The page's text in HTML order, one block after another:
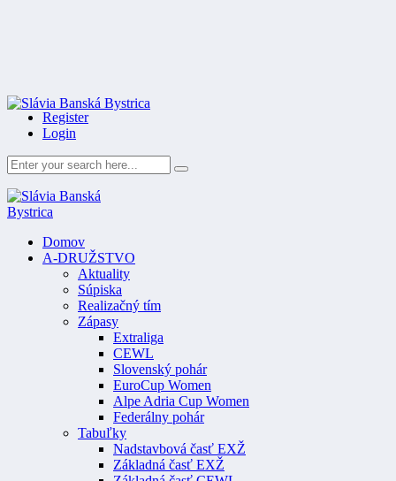
Register
Login
Domov
A-DRUŽSTVO
Aktuality
Súpiska
Realizačný tím
Zápasy
Extraliga
CEWL
Slovenský pohár
EuroCup Women
Alpe Adria Cup Women
Federálny pohár
Tabuľky
Nadstavbová časť EXŽ
Základná časť EXŽ